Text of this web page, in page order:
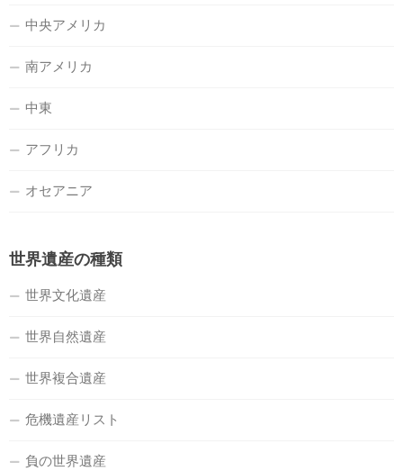
中央アメリカ
南アメリカ
中東
アフリカ
オセアニア
世界遺産の種類
世界文化遺産
世界自然遺産
世界複合遺産
危機遺産リスト
負の世界遺産